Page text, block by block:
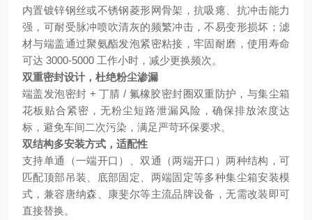
内置镀锌钢丝或不锈钢菱形网骨架，抗吸瘪、抗冲击能力
强，可耐受脉冲喷吹清灰的频繁冲击，不易变形损坏；滤
材与端盖通过聚氨酯发泡紧密粘接，牢固耐磨，使用寿命
可达 3000-5000 工作小时，减少更换频次。
双重密封设计，杜绝粉尘渗漏
端盖发泡密封 + 丁腈 / 氟橡胶密封圈双重防护，与集尘箱
花板贴合紧密，无粉尘短路泄漏风险，确保排放浓度达
标，避免车间二次污染，满足严苛环保要求。
双结构多安装方式，适配性
支持单通（一端开口）、双通（两端开口）两种结构，可
匹配顶部吊装、底部固定、两端固定等多种集尘箱安装模
式，兼容唐纳森、康斐尔等主流品牌设备，无需改装即可
直接替换。